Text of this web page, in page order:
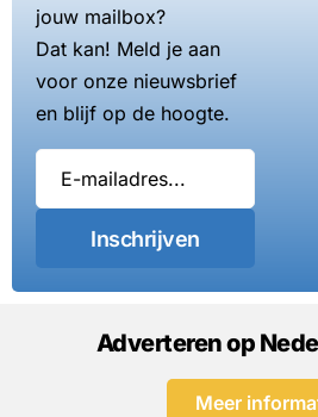
jouw mailbox?
Dat kan! Meld je aan
voor onze nieuwsbrief
en blijf op de hoogte.
Inschrijven
Adverteren op
Meer